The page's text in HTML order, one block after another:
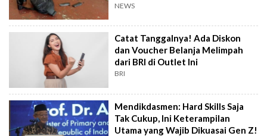
NEWS
Catat Tanggalnya! Ada Diskon
dan Voucher Belanja Melimpah
dari BRI di Outlet Ini
BRI
Mendikdasmen: Hard Skills Saja
Tak Cukup, Ini Keterampilan
Utama yang Wajib Dikuasai Gen Z!